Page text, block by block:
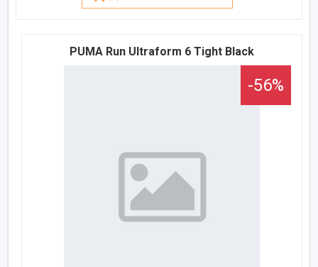
PUMA Run Ultraform 6 Tight Black
-56%